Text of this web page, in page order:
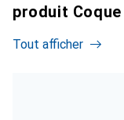
produit
Tout afficher